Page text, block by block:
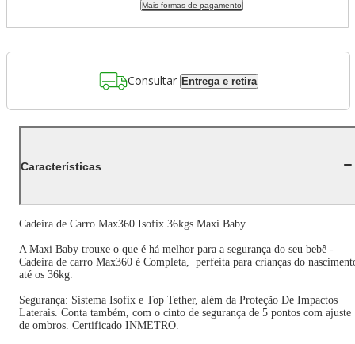
Mais formas de pagamento
Consultar Entrega e retira
Características
Cadeira de Carro Max360 Isofix 36kgs Maxi Baby
A Maxi Baby trouxe o que é há melhor para a segurança do seu bebê -
Cadeira de carro Max360 é Completa, perfeita para crianças do
até os 36kg.
Segurança: Sistema Isofix e Top Tether, além da Proteção De Impactos
Laterais. Conta também, com o cinto de segurança de 5 pontos com ajuste
de ombros. Certificado INMETRO.